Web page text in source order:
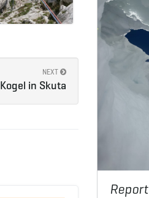
NEXT
Kogel in Skuta